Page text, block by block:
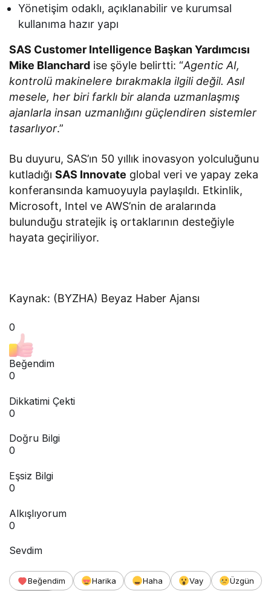
Yönetişim odaklı, açıklanabilir ve kurumsal
kullanıma hazır yapı
SAS Customer Intelligence Başkan Yardımcısı
Mike Blanchard ise şöyle belirtti: “Agentic AI,
kontrolü makinelere bırakmakla ilgili değil. Asıl
mesele, her biri farklı bir alanda uzmanlaşmış
ajanlarla insan uzmanlığını güçlendiren sistemler
tasarlıyor.”
Bu duyuru, SAS’ın 50 yıllık inovasyon yolculuğunu
kutladığıSAS Innovate global veri ve yapay zeka
konferansında kamuoyuyla paylaşıldı. Etkinlik,
Microsoft, Intel ve AWS’nin de aralarında
bulunduğu stratejik iş ortaklarının desteğiyle
hayata geçiriliyor.
Kaynak: (BYZHA) Beyaz Haber Ajansı
0
Beğendim
0
Dikkatimi Çekti
0
Doğru Bilgi
0
Eşsiz Bilgi
0
Alkışlıyorum
0
Sevdim
Beğendim Harika Haha Vay
Üzgün